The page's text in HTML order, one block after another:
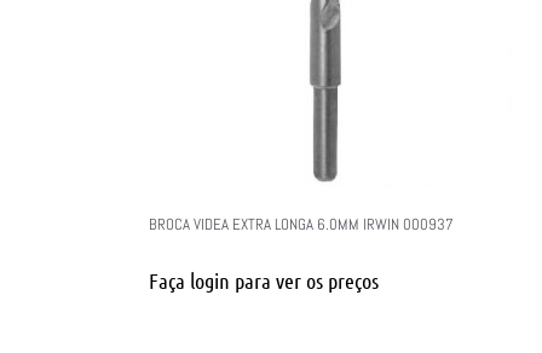
BROCA VIDEA EXTRA LONGA 6.0MM IRWIN 000937
Faça login para ver os preços